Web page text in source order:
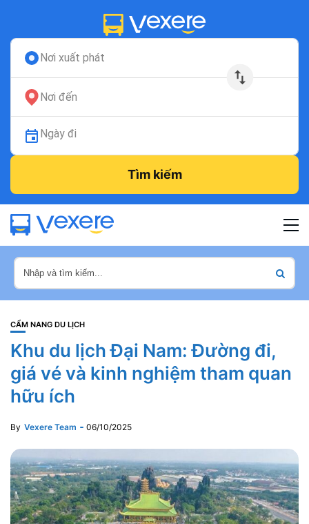
Nơi xuất phát
Nơi đến
Ngày đi
Tìm kiếm
CẨM NANG DU LỊCH
Khu du lịch Đại Nam: Đường đi,
giá vé và kinh nghiệm tham quan
hữu ích
By Vexere Team 06/10/2025